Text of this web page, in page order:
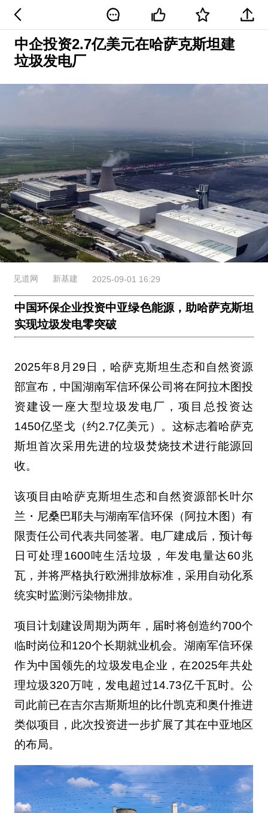
中企投资2.7亿美元在哈萨克斯坦建
垃圾发电厂
见道网 新基建 2025-09-01 16:29
中国环保企业投资中亚绿色能源，助哈萨克斯坦
实现垃圾发电零突破
2025年8月29日，哈萨克斯坦生态和自然资源
部宣布，中国湖南军信环保公司将在阿拉木图投
资建设一座大型垃圾发电厂，项目总投资达
1450亿坚戈（约2.7亿美元）。这标志着哈萨克
斯坦首次采用先进的垃圾焚烧技术进行能源回
收。
该项目由哈萨克斯坦生态和自然资源部长叶尔
兰・尼桑巴耶夫与湖南军信环保（阿拉木图）有
限责任公司代表共同签署。电厂建成后，预计每
日可处理1600吨生活垃圾，年发电量达60兆
瓦，并将严格执行欧洲排放标准，采用自动化系
统实时监测污染物排放。
项目计划建设周期为两年，届时将创造约700个
临时岗位和120个长期就业机会。湖南军信环保
作为中国领先的垃圾发电企业，在2025年共处
理垃圾320万吨，发电超过14.73亿千瓦时。公
司此前已在吉尔吉斯斯坦的比什凯克和奥什推进
类似项目，此次投资进一步扩展了其在中亚地区
的布局。